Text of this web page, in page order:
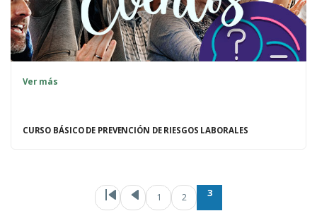
Ver más
CURSO BÁSICO DE PREVENCIÓN DE RIESGOS LABORALES
PaginaciónPrimera
1 2 3